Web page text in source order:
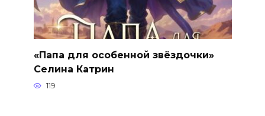
«Папа для особенной звёздочки»
Селина Катрин
119